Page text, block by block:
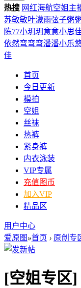
热搜 网红海航空姐 主
苏敏敏叶濛雨弦子粥
陈77小玥玥意意小思
依然弯弯弯潘潘小乐
佳
首页
今日更新
模拍
空姐
丝袜
热裤
紧身裤
内衣泳装
VIP专属
充值图币
加入VIP
精品区
用户中心
爱原图 »首页 › 原创专
[空姐专区]